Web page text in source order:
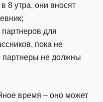
8 утра, они вносят
для
пока не
партнеры не должны
время – оно может